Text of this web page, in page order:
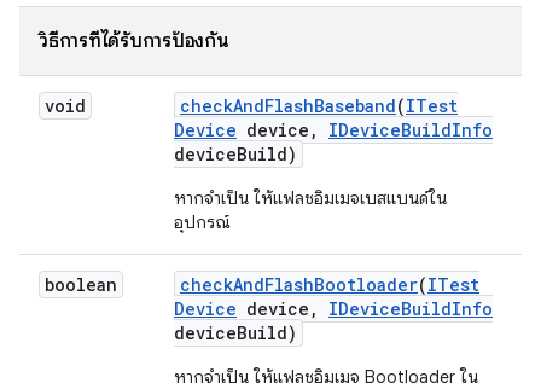
วิธีการที่ได้รับการป้องกัน
void checkAndFlashBaseband(ITest
Device device , IDeviceBuildInfo
deviceBuild)
หากจำเป็น ให้แฟลชอิมเมจเบสแบนด์ใน
อุปกรณ์
boolean checkAndFlashBootloader(ITest
Device device , IDeviceBuildInfo
deviceBuild)
หากจำเป็น ให้แฟลชอิมเมจ Bootloader ใน